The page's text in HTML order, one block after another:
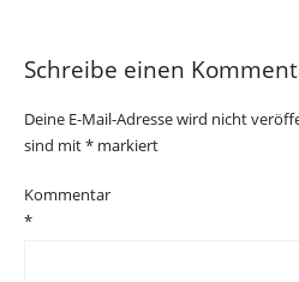
Schreibe einen
Deine E-Mail-Adresse wird nicht
sind mit* markiert
Kommentar
*